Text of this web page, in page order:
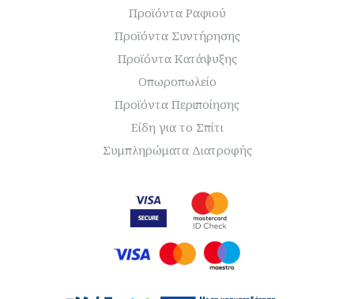
Προϊόντα Ραφιού
Προϊόντα Συντήρησης
Προϊόντα Κατάψυξης
Οπωροπωλείο
Προϊόντα Περιποίησης
Είδη για το Σπίτι
Συμπληρώματα Διατροφής